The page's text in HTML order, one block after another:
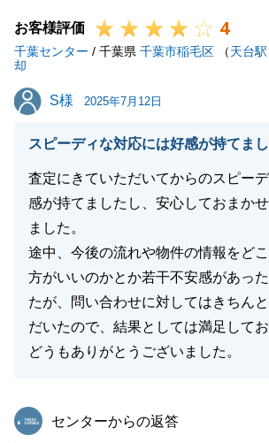
ら、お気軽にお申し付け下さいませ。
お客様評価 4
千葉センター / 千葉県 千葉市稲毛区 （天台駅
却
S様
S様 2025年7月12日
スピーディな対応には好感が持てま
査定にきていただいてからのスピー
感が持てましたし、安心しておまか
ました。
途中、今後の流れや物件の情報をど
方がいいのかとか若干不安感があっ
たが、問い合わせに対してはきちん
だいたので、結果としては満足してお
どうもありがとうございました。
東急リバブル
センターからの返答